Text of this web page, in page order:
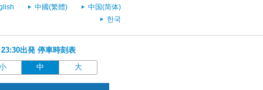
中國(繁體)
中国(简体)
한국
出発 停車時刻表
中 大